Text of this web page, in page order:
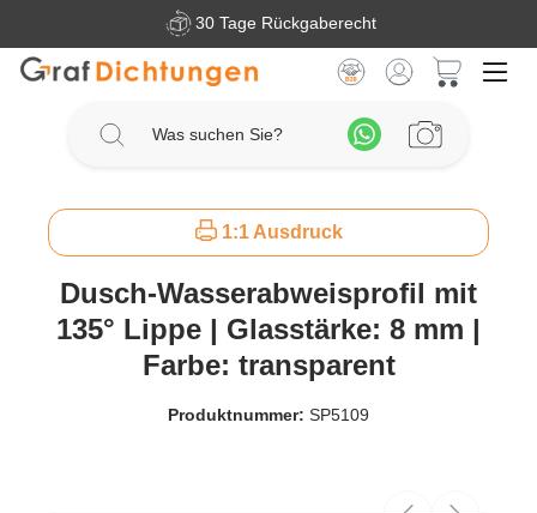
Zum Hauptinhalt springen30 Tage Rückgaberecht
1:1 Ausdruck
Dusch-Wasserabweisprofil mit
135° Lippe | Glasstärke: 8 mm |
Farbe: transparent
Produktnummer: SP5109